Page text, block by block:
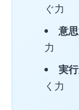
ぐ力
意
力
実
く力